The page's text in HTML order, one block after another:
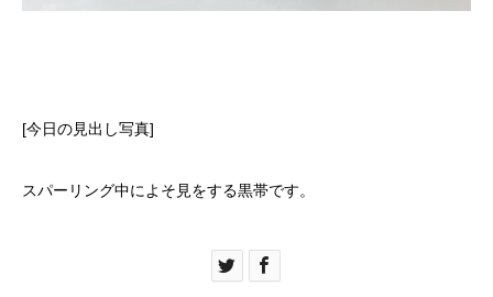
[今日の見出し写真]
スパーリング中によそ見をする黒帯です。